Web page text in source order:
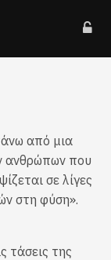
από μια
ανθρώπων που
σε λίγες
στη φύση».
τάσεις της